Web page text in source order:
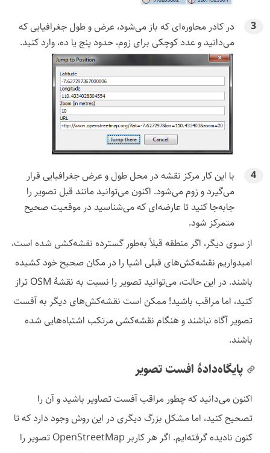
در کادر محاوره‌ای که باز می‌شود، عرض و طول جغرافیایی که
می‌دانید و عدد کوچکی برای زوم، حدود پنج یا ده، وارد کنید.
با این کار مرکز نقشه در محل طول و عرض جغرافیایی قرار
می‌گیرد و زوم می‌شود. اکنون می‌توانید مانند قبل تصویر را
جابه‌جا کنید تا عارضه‌ای که می‌شناسید در موقعیت صحیح
متمرکز شود.
از سوی دیگر، اگر منطقه قبلاً به‌طور گسترده نقشه‌کشی شده است،
امیدواریم نقشه‌کش‌های قبلی اشیا را در مکان صحیح خود کشیده
باشند. در این حالت، می‌توانید تصویر را نسبت به نقشهٔ OSM تراز
کنید، اما مراقب باشید! ممکن است نقشه‌کش‌های دیگر به آفست
تصویر آگاه نباشند و هنگام نقشه‌کشی مرتکب اشتباه‌هایی شده
باشند.
پایگاه‌دادهٔ افست تصویر
اکنون می‌دانید که چطور مراقب آفست تصاویر باشید و آن را
تصحیح کنید، اما مشکل بزرگ دیگری در این روش وجود دارد که تا
کنون نادیده گرفته‌ایم. اگر هر کاربر OpenStreetMap تصویر را